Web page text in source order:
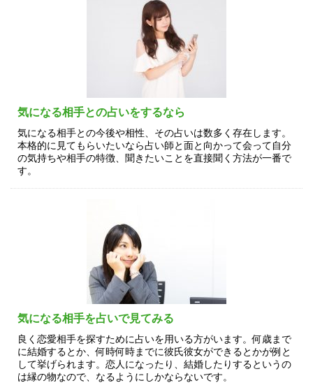
気になる相手との占いをするなら
気になる相手との今後や相性、その占いは数多く存在します。
本格的に見てもらいたいなら占い師と面と向かって会って自分
の気持ちや相手の特徴、聞きたいことを直接聞く方法が一番で
す。
気になる相手を占いで見てみる
良く恋愛相手を探すために占いを用いる方がいます。何歳まで
に結婚するとか、何時何時までに彼氏彼女ができるとかが例と
して挙げられます。恋人になったり、結婚したりするというの
は縁の物なので、なるようにしかならないです。